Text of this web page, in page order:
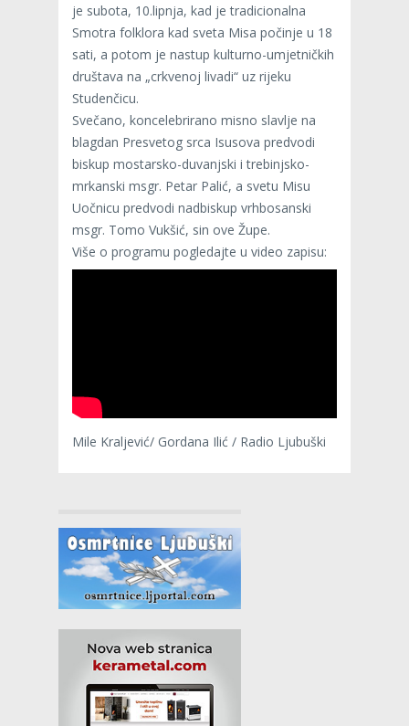
je subota, 10.lipnja, kad je tradicionalna
Smotra folklora kad sveta Misa počinje u 18
sati, a potom je nastup kulturno-umjetničkih
društava na „crkvenoj livadi“ uz rijeku
Studenčicu.
Svečano, koncelebrirano misno slavlje na
blagdan Presvetog srca Isusova predvodi
biskup mostarsko-duvanjski i trebinjsko-
mrkanski msgr. Petar Palić, a svetu Misu
Uočnicu predvodi nadbiskup vrhbosanski
msgr. Tomo Vukšić, sin ove Župe.
Više o programu pogledajte u video zapisu:
Mile Kraljević/ Gordana Ilić / Radio Ljubuški